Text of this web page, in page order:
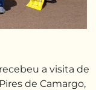
a visita de
de Camargo,